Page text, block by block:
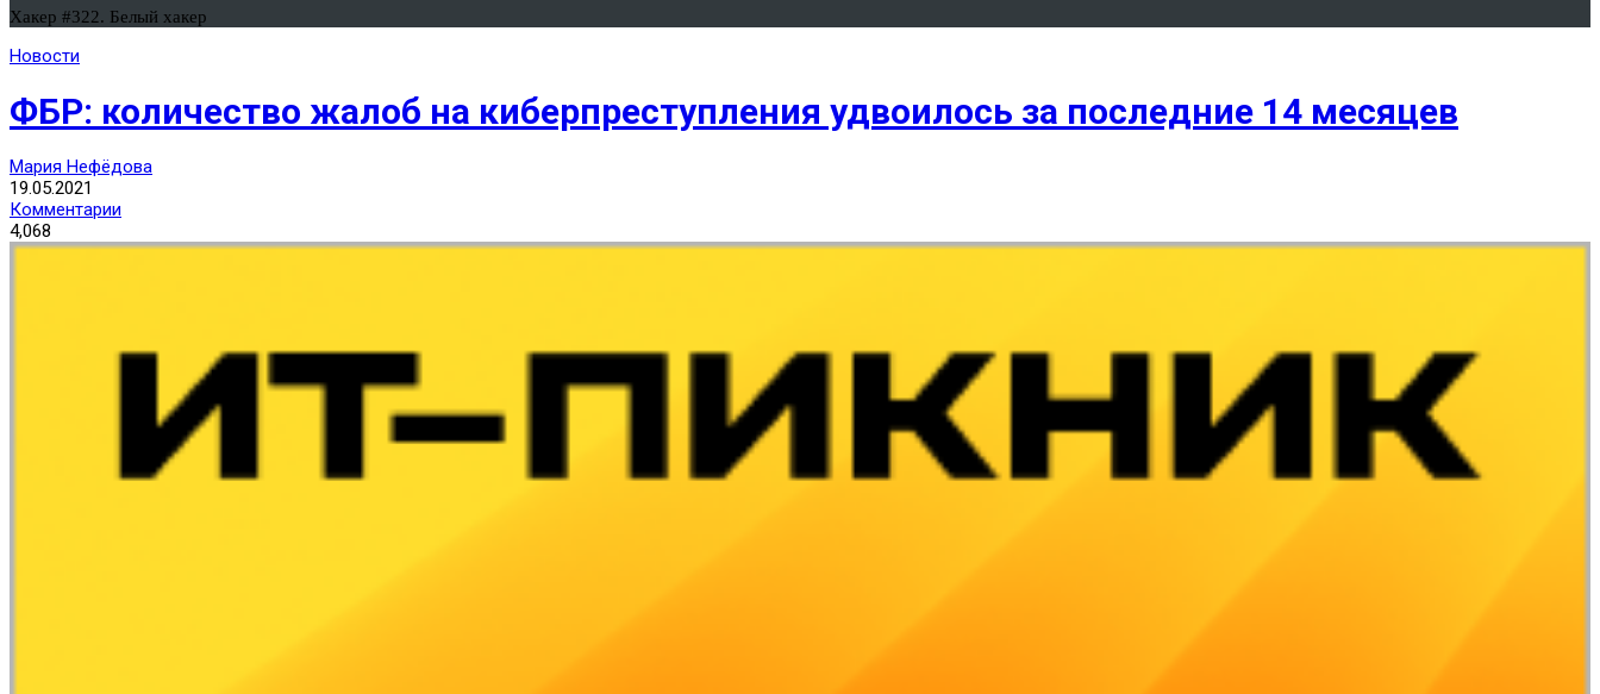
Хакер #322. Белый хакер
Новости
ФБР: количество жалоб на киберпреступления удвоилось за последние 14 месяцев
Мария Нефёдова
19.05.2021
Комментарии
4,068